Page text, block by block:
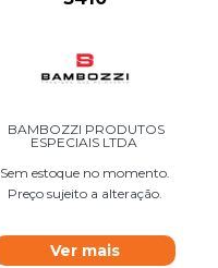
BAMBOZZI PRODUTOS
ESPECIAIS LTDA
Sem estoque no momento.
Preço sujeito a alteração.
Ver mais